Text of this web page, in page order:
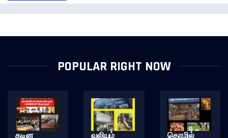
POPULAR RIGHT NOW
கடின
வலியும்
தொழில்